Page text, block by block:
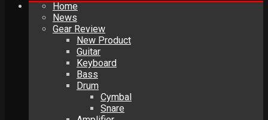
Home
News
Gear Review
New Product
Guitar
Keyboard
Bass
Drum
Cymbal
Snare